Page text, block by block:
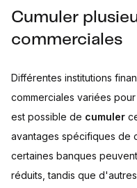
Cumuler
commerciales
Différentes institutions
commerciales variées pour
est possible de cumuler
avantages spécifiques de
certaines banques
réduits, tandis que